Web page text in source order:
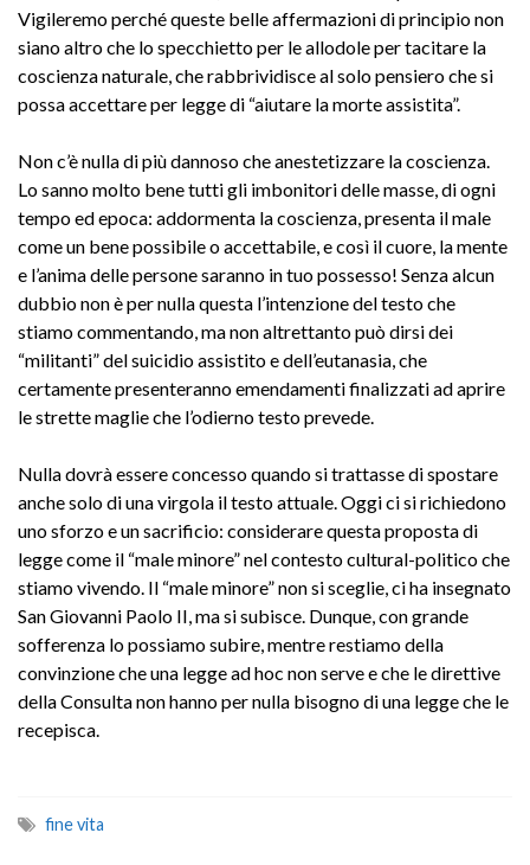
Vigileremo perché queste belle affermazioni di principio non
siano altro che lo specchietto per le allodole per tacitare la
coscienza naturale, che rabbrividisce al solo pensiero che si
possa accettare per legge di “aiutare la morte assistita”.
Non c’è nulla di più dannoso che anestetizzare la coscienza.
Lo sanno molto bene tutti gli imbonitori delle masse, di ogni
tempo ed epoca: addormenta la coscienza, presenta il male
come un bene possibile o accettabile, e così il cuore, la mente
e l’anima delle persone saranno in tuo possesso! Senza alcun
dubbio non è per nulla questa l’intenzione del testo che
stiamo commentando, ma non altrettanto può dirsi dei
“militanti” del suicidio assistito e dell’eutanasia, che
certamente presenteranno emendamenti finalizzati ad aprire
le strette maglie che l’odierno testo prevede.
Nulla dovrà essere concesso quando si trattasse di spostare
anche solo di una virgola il testo attuale. Oggi ci si richiedono
uno sforzo e un sacrificio: considerare questa proposta di
legge come il “male minore” nel contesto cultural-politico che
stiamo vivendo. Il “male minore” non si sceglie, ci ha insegnato
San Giovanni Paolo II, ma si subisce. Dunque, con grande
sofferenza lo possiamo subire, mentre restiamo della
convinzione che una legge ad hoc non serve e che le direttive
della Consulta non hanno per nulla bisogno di una legge che le
recepisca.
fine vita